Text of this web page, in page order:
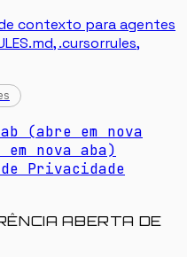
contexto para agentes
.cursorrules,
(abre em nova
em nova aba)
Privacidade
ABERTA DE